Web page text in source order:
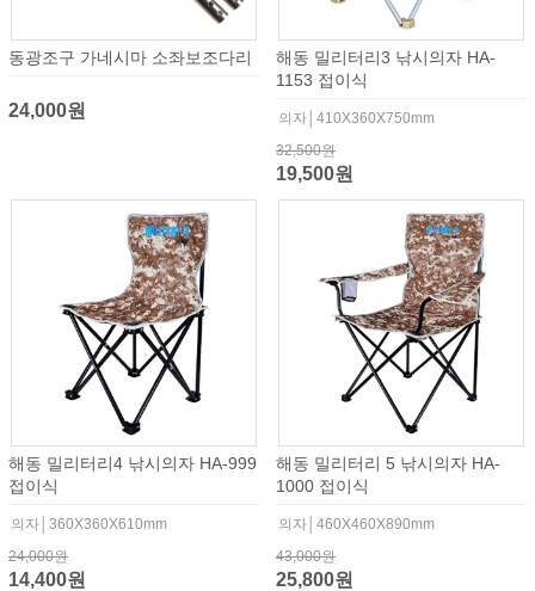
동광조구 가네시마 소좌보조다리
24,000원
해동 밀리터리3 낚시의자 HA-
1153 접이식
의자│410X360X750mm
32,500원
19,500원
해동 밀리터리4 낚시의자 HA-999
접이식
의자│360X360X610mm
24,000원
14,400원
해동 밀리터리 5 낚시의자 HA-
1000 접이식
의자│460X460X890mm
43,000원
25,800원